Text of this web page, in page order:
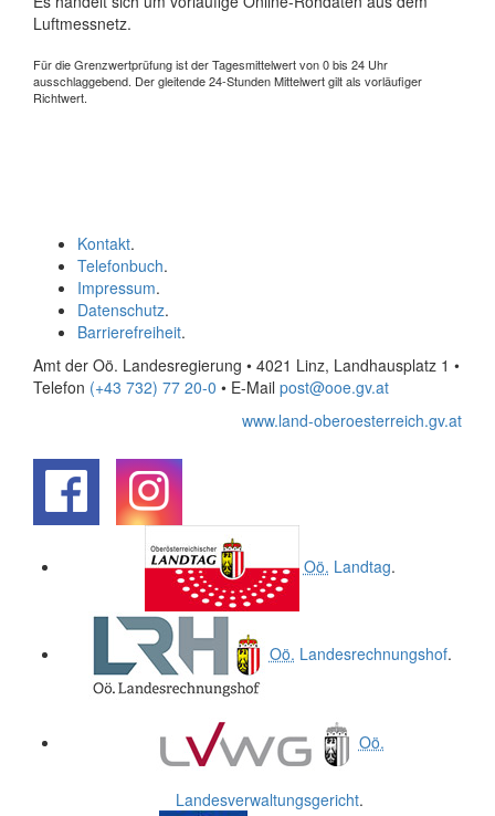
Luftmessnetz.
Für die Grenzwertprüfung ist der Tagesmittelwert von 0 bis 24 Uhr
ausschlaggebend. Der gleitende 24-Stunden Mittelwert gilt als vorläufiger
Richtwert.
Kontakt.
Telefonbuch.
Impressum.
Datenschutz.
Barrierefreiheit.
Amt der Oö. Landesregierung • 4021 Linz, Landhausplatz 1 •
Telefon (+43 732) 77 20-0 • E-Mail post@ooe.gv.at
www.land-oberoesterreich.gv.at
Oö. Landtag.
Oö. Landesrechnungshof.
Oö.
Landesverwaltungsgericht.